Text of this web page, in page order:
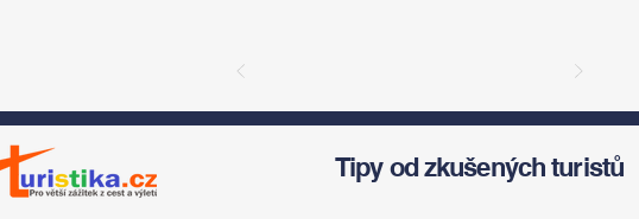
Tipy od zkušených turistů